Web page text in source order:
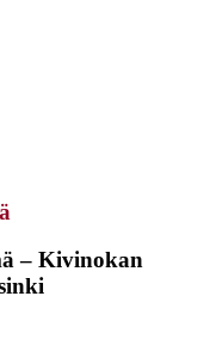
– Kivinokan